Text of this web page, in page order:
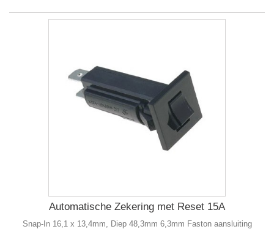
Automatische Zekering met Reset 15A
Snap-In 16,1 x 13,4mm, Diep 48,3mm 6,3mm Faston aansluiting